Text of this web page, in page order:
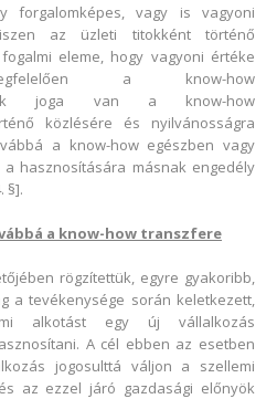
forgalomképes, vagy is vagyoni
az üzleti titokként történő
eleme, hogy vagyoni értéke
a know-how
joga van a know-how
közlésére és nyilvánosságra
a know-how egészben vagy
hasznosítására másnak engedély
§].
a know-how transzfere
rögzítettük, egyre gyakoribb,
a tevékenysége során keletkezett,
alkotást egy új vállalkozás
A cél ebben az esetben
jogosulttá váljon a szellemi
az ezzel járó gazdasági előnyök